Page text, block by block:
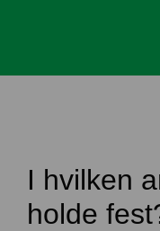
I hvilken
holde